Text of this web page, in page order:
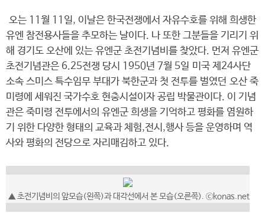
오는 11월 11일, 이날은 한국전쟁에서 자유수호를 위해 희생한
유엔 참전용사들을 추모하는 날이다. 나 또한 그분들을 기리기 위
해 경기도 오산에 있는 유엔군 초전기념비를 찾았다. 먼저 유엔군
초전기념관은 6.25전쟁 당시 1950년 7월 5일 미국 제24사단
소속 스미스 특수임무 부대가 북한군과 첫 전투를 벌였던 오산 죽
미령에 세워진 국가수호 현충시설이자 공립 박물관이다. 이 기념
관은 죽미령 전투에서의 유엔군 희생을 기억하고 평화를 염원하
기 위한 다양한 형태의 교육과 체험,전시,행사 등을 운영하며 역
사와 평화의 전당으로 자리매김하고 있다.
▲ 초전기념비의 앞모습(왼쪽)과 대각선에서 본 모습(오른쪽). ⓒkonas.net